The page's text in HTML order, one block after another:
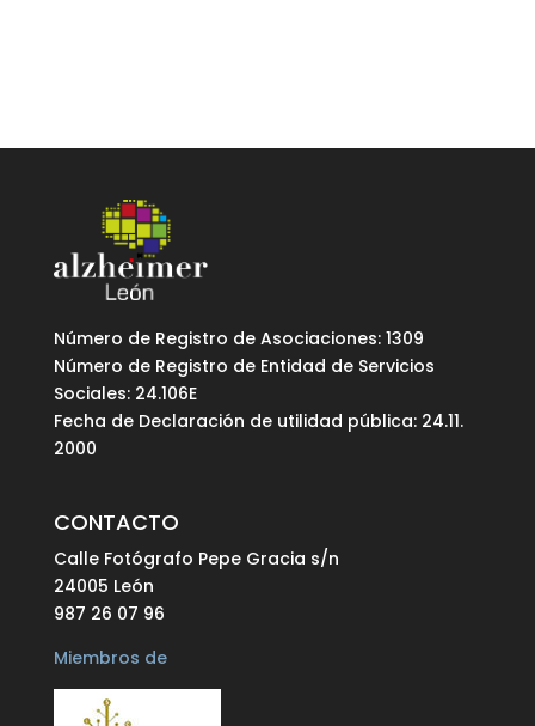
Número de Registro de Asociaciones: 1309
Número de Registro de Entidad de Servicios
Sociales: 24.106E
Fecha de Declaración de utilidad pública: 24.11.
2000
CONTACTO
Calle Fotógrafo Pepe Gracia s/n
24005 León
987 26 07 96
Miembros de